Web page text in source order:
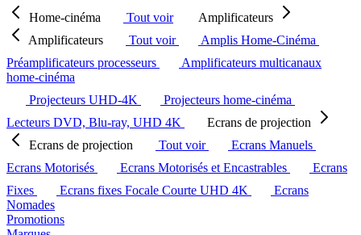
Home-cinéma
Tout voir
Amplificateurs
Amplificateurs
Tout voir
Amplis Home-Cinéma
Préamplificateurs processeurs
Amplificateurs multicanaux
home-cinéma
Projecteurs UHD-4K
Projecteurs home-cinéma
Lecteurs DVD, Blu-ray, UHD 4K
Ecrans de projection
Ecrans de projection
Tout voir
Ecrans Manuels
Ecrans Motorisés
Ecrans Motorisés et Encastrables
Ecrans
Fixes
Ecrans fixes Focale Courte UHD 4K
Ecrans
Nomades
Promotions